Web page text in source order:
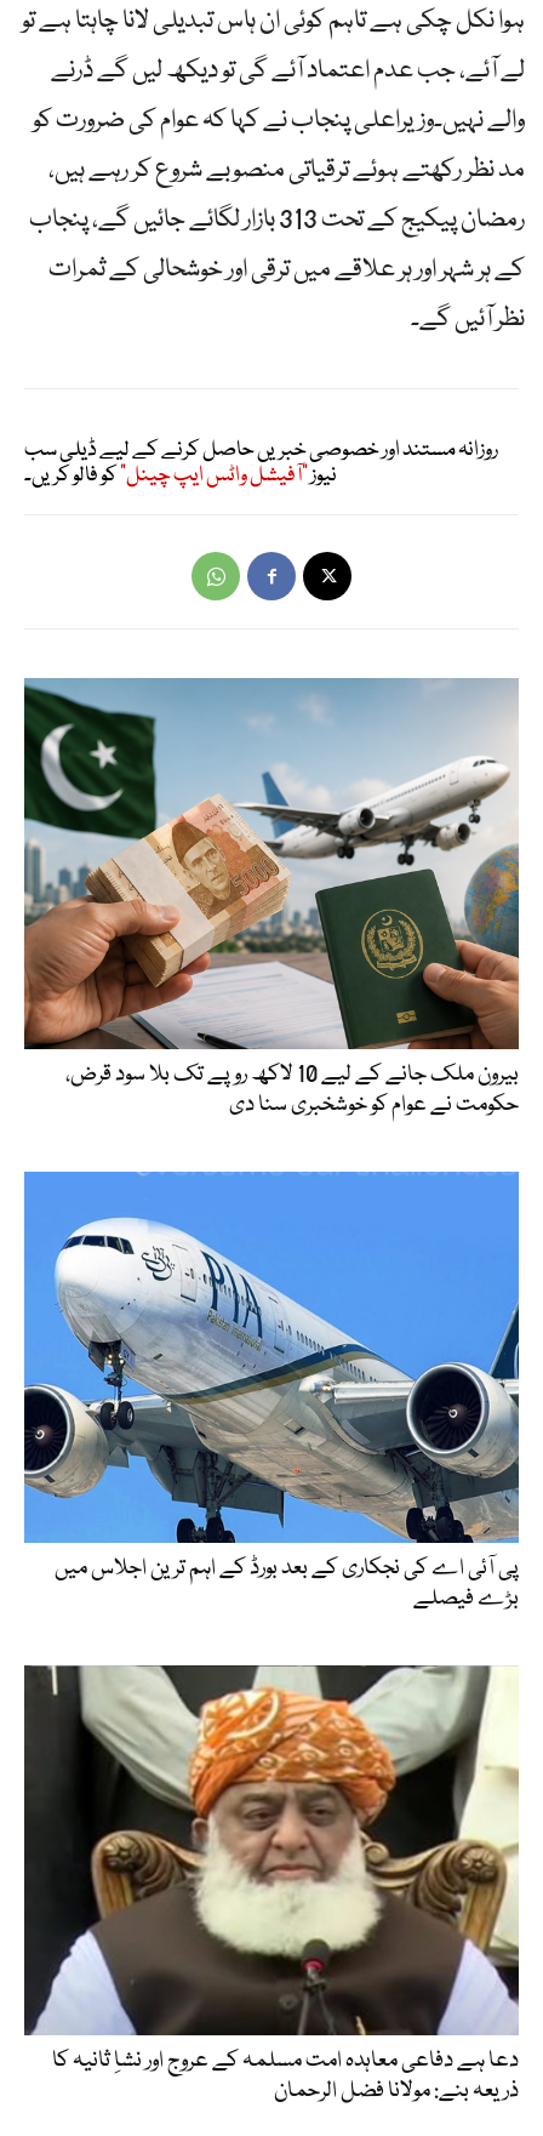
ہوا نکل چکی ہے تاہم کوئی ان ہاس تبدیلی لانا چاہتا ہے تو
لے آئے، جب عدم اعتماد آئے گی تو دیکھ لیں گے ڈرنے
والے نہیں۔وزیراعلی پنجاب نے کہا کہ عوام کی ضرورت کو
مد نظر رکھتے ہوئے ترقیاتی منصوبے شروع کر رہے ہیں،
رمضان پیکیج کے تحت 313 بازار لگائے جائیں گے، پنجاب
کے ہر شہر اور ہر علاقے میں ترقی اور خوشحالی کے ثمرات
نظر آئیں گے۔
روزانہ مستند اور خصوصی خبریں حاصل کرنے کے لیے ڈیلی سب
نیوز"آفیشل واٹس ایپ چینل"کو فالو کریں۔
بیرون ملک جانے کے لیے 10 لاکھ روپے تک بلا سود قرض،
حکومت نے عوام کو خوشخبری سنا دی
پی آئی اے کی نجکاری کے بعد بورڈ کے اہم ترین اجلاس میں
بڑے فیصلے
دعا ہے دفاعی معاہدہ امت مسلمہ کے عروج اور نشاِ ثانیہ کا
ذریعہ بنے: مولانا فضل الرحمان